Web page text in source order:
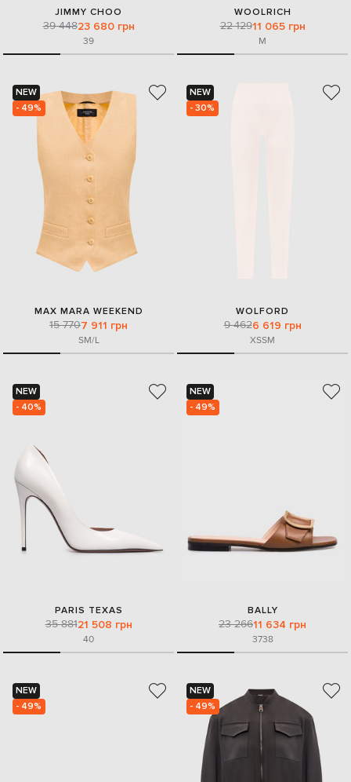
JIMMY CHOO
39 44823 680 грн
39
WOOLRICH
22 12911 065 грн
M
NEW
- 49%
MAX MARA WEEKEND
15 7707 911 грн
SM/L
NEW
- 30%
WOLFORD
9 4626 619 грн
XSSM
NEW
- 40%
PARIS TEXAS
35 88121 508 грн
40
NEW
- 49%
BALLY
23 26611 634 грн
3738
NEW
- 49%
NEW
- 49%